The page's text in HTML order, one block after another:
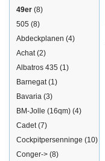
49er (8)
505 (8)
Abdeckplanen (4)
Achat(2)
Albatros 435 (1)
Barnegat(1)
Bavaria (3)
BM-Jolle (16qm) (4)
Cadet(7)
Cockpitpersenninge (10)
Conger-> (8)